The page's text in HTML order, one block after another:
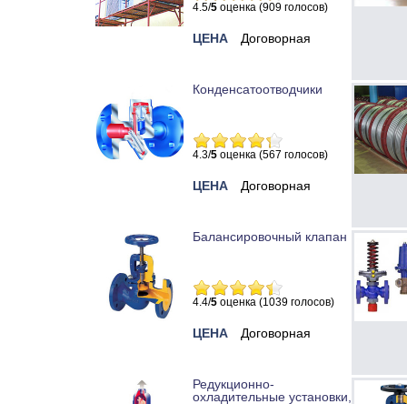
4.5/5 оценка (909 голосов)
ЦЕНА Договорная
Конденсатоотводчики
4.3/5 оценка (567 голосов)
ЦЕНА Договорная
Балансировочный клапан
4.4/5 оценка (1039 голосов)
ЦЕНА Договорная
Редукционно-
охладительные установки,